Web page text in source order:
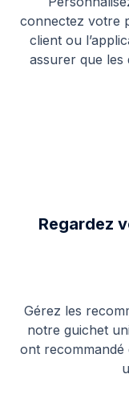
connectez votre
client ou
assurer que les
Regardez
Gérez les
notre guichet
ont